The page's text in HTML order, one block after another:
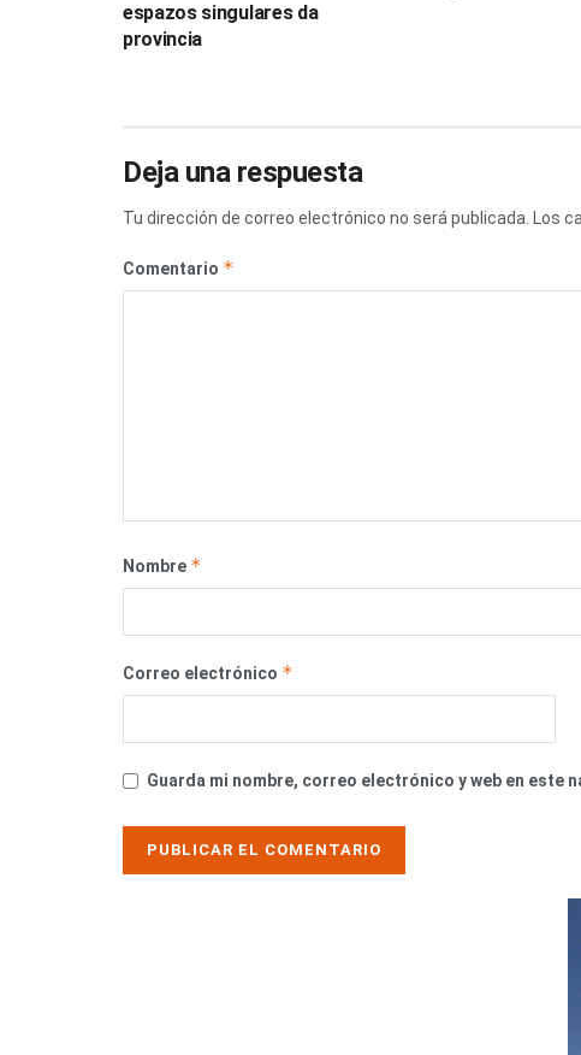
espazos singulares da
provincia
Deja una respuesta
Tu dirección de correo electrónico no será publicada. Los
Comentario *
Nombre *
Correo electrónico *
Guarda mi nombre, correo electrónico y web en este